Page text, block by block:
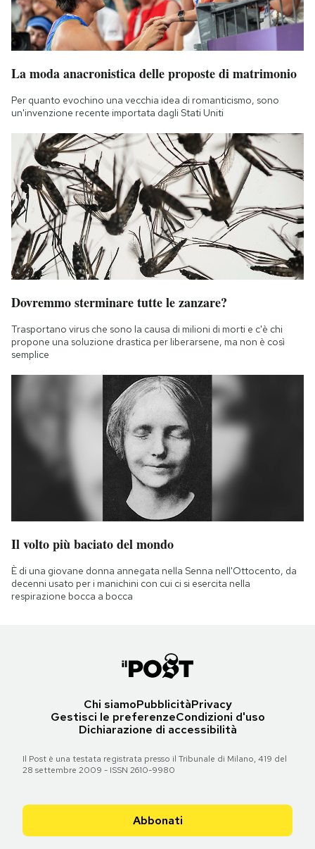
La moda anacronistica delle proposte di matrimonio
Per quanto evochino una vecchia idea di romanticismo, sono
un'invenzione recente importata dagli Stati Uniti
Dovremmo sterminare tutte le zanzare?
Trasportano virus che sono la causa di milioni di morti e c'è chi
propone una soluzione drastica per liberarsene, ma non è così
semplice
Il volto più baciato del mondo
È di una giovane donna annegata nella Senna nell'Ottocento, da
decenni usato per i manichini con cui ci si esercita nella
respirazione bocca a bocca
Chi siamoPubblicitàPrivacy
Gestisci le preferenzeCondizioni d'uso
Dichiarazione di accessibilità
Il Post è una testata registrata presso il Tribunale di Milano, 419 del
28 settembre 2009 - ISSN 2610-9980
Abbonati